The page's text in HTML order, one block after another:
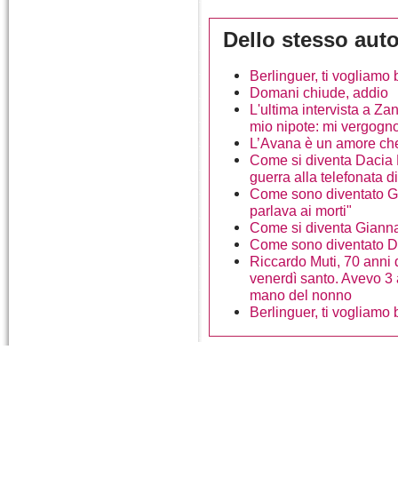
Dello stesso
Berlinguer, ti vogliamo
Domani chiude, addio
L'ultima intervista a
mio nipote: mi
L’Avana è un amore
Come si diventa
guerra alla telefonata
Come sono diventato
parlava ai morti"
Come si diventa
Come sono diventato
Riccardo Muti, 70 anni
venerdì santo. Avevo
mano del nonno
Berlinguer, ti vogliamo